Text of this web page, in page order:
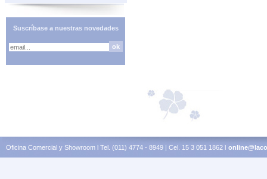
Suscríbase a nuestras novedades
Oficina Comercial y Showroom l Tel. (011) 4774 - 8949 | Cel. 15 3 051 1862 l